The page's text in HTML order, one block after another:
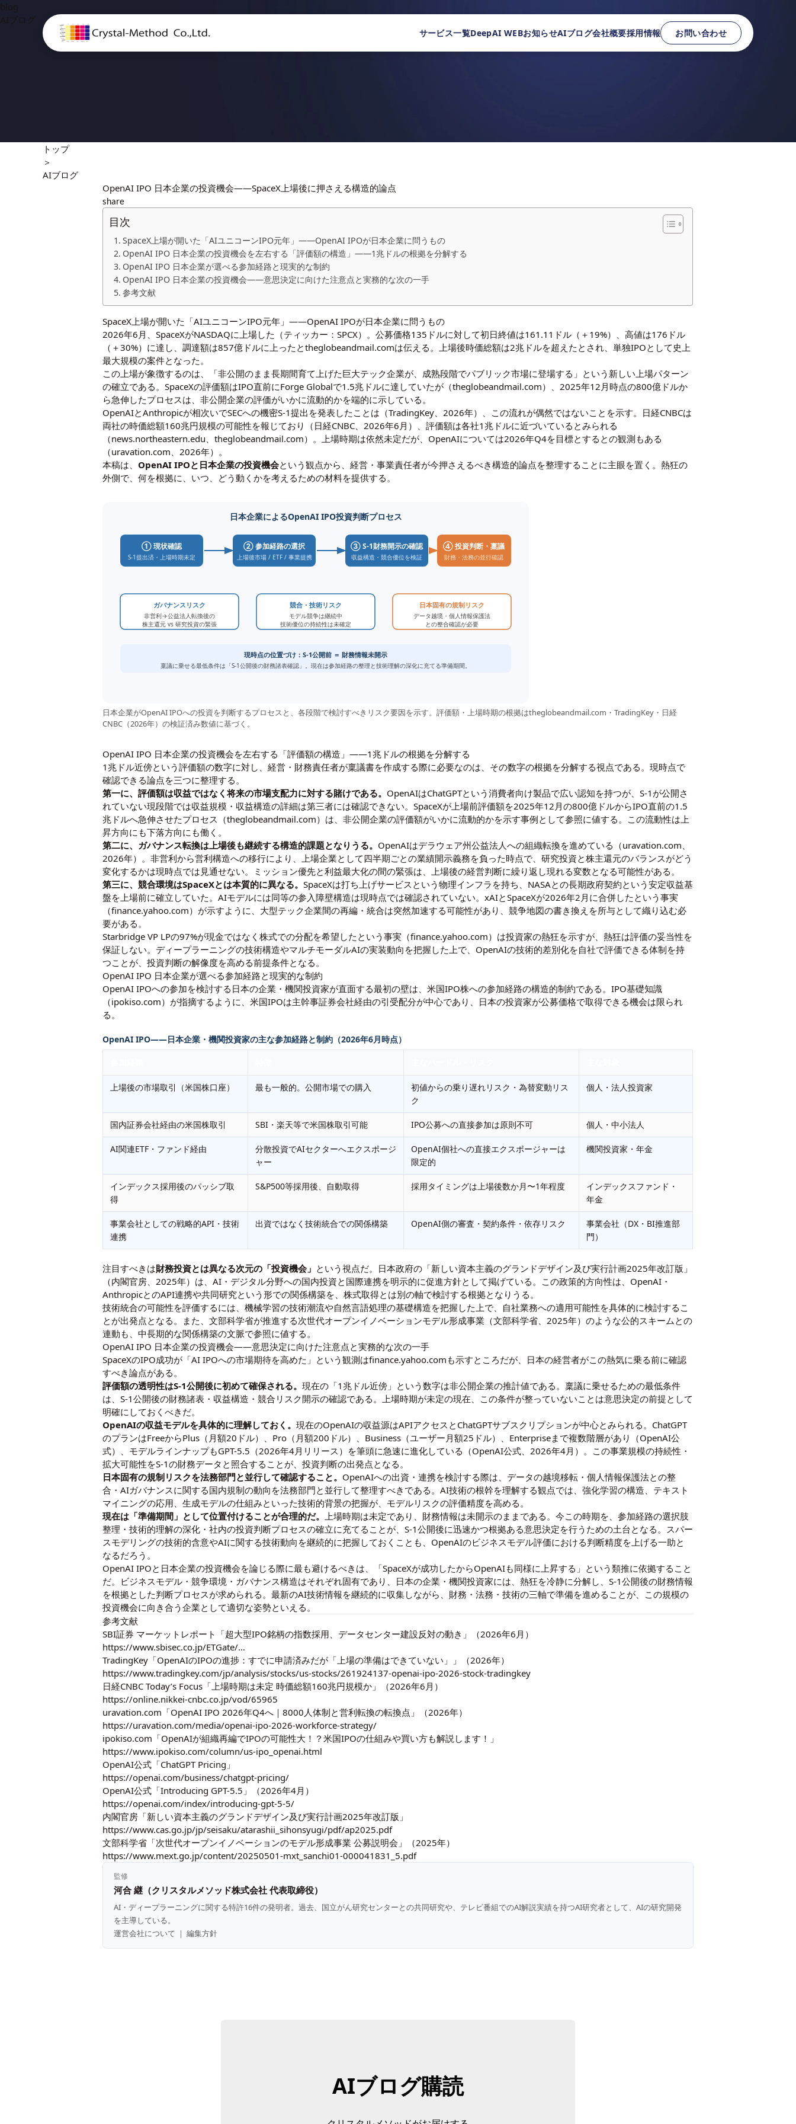
サービス一覧DeepAI WEBお知らせAIブログ会社概要採用情報 お問い合わせ
blog
AIブログ
トップ
＞
AIブログ
OpenAI IPO 日本企業の投資機会——SpaceX上場後に押さえる構造的論点
share
目次
SpaceX上場が開いた「AIユニコーンIPO元年」——OpenAI IPOが日本企業に問うもの
OpenAI IPO 日本企業の投資機会を左右する「評価額の構造」——1兆ドルの根拠を分解する
OpenAI IPO 日本企業が選べる参加経路と現実的な制約
OpenAI IPO 日本企業の投資機会——意思決定に向けた注意点と実務的な次の一手
参考文献
SpaceX上場が開いた「AIユニコーンIPO元年」——OpenAI IPOが日本企業に問うもの
2026年6月、SpaceXがNASDAQに上場した（ティッカー：SPCX）。公募価格135ドルに対して初日終値は161.11ドル（＋19%）、高値は176ドル
（＋30%）に達し、調達額は857億ドルに上ったとtheglobeandmail.comは伝える。上場後時価総額は2兆ドルを超えたとされ、単独IPOとして史上
最大規模の案件となった。
この上場が象徴するのは、「非公開のまま長期間育て上げた巨大テック企業が、成熟段階でパブリック市場に登場する」という新しい上場パターン
の確立である。SpaceXの評価額はIPO直前にForge Globalで1.5兆ドルに達していたが（theglobeandmail.com）、2025年12月時点の800億ドルか
ら急伸したプロセスは、非公開企業の評価がいかに流動的かを端的に示している。
OpenAIとAnthropicが相次いでSECへの機密S-1提出を発表したことは（TradingKey、2026年）、この流れが偶然ではないことを示す。日経CNBCは
両社の時価総額160兆円規模の可能性を報じており（ 日経CNBC、2026年6月 ）、評価額は各社1兆ドルに近づいているとみられる
（news.northeastern.edu、theglobeandmail.com）。上場時期は依然未定だが、OpenAIについては2026年Q4を目標とするとの観測もある
（uravation.com、2026年）。
本稿は、 OpenAI IPOと日本企業の投資機会という観点から、経営・事業責任者が今押さえるべき構造的論点を整理することに主眼を置く。熱狂の
外側で、何を根拠に、いつ、どう動くかを考えるための材料を提供する。
日本企業によるOpenAI IPO投資判断プロセス
① 現状確認
S-1提出済・上場時期未定
② 参加経路の選択
上場後市場 / ETF / 事業提携
③ S-1財務開示の確認
収益構造・競合優位を検証
④ 投資判断・稟議
財務・法務の並行確認
ガバナンスリスク
非営利→公益法人転換後の
株主還元 vs 研究投資の緊張
競合・技術リスク
モデル競争は継続中
技術優位の持続性は未確定
日本固有の規制リスク
データ越境・個人情報保護法
との整合確認が必要
現時点の位置づけ：S-1公開前 ＝ 財務情報未開示
稟議に乗せる最低条件は「S-1公開後の財務諸表確認」。現在は参加経路の整理と技術理解の深化に充てる準備期間。
日本企業がOpenAI IPOへの投資を判断するプロセスと、各段階で検討すべきリスク要因を示す。評価額・上場時期の根拠はtheglobeandmail.com・TradingKey・日経
CNBC（2026年）の検証済み数値に基づく。
OpenAI IPO 日本企業の投資機会を左右する「評価額の構造」——1兆ドルの根拠を分解する
1兆ドル近傍という評価額の数字に対し、経営・財務責任者が稟議書を作成する際に必要なのは、その数字の根拠を分解する視点である。現時点で
確認できる論点を三つに整理する。
第一に、評価額は収益ではなく将来の市場支配力に対する賭けである。 OpenAIはChatGPTという消費者向け製品で広い認知を持つが、S-1が公開さ
れていない現段階では収益規模・収益構造の詳細は第三者には確認できない。SpaceXが上場前評価額を2025年12月の800億ドルからIPO直前の1.5
兆ドルへ急伸させたプロセス（theglobeandmail.com）は、非公開企業の評価額がいかに流動的かを示す事例として参照に値する。この流動性は上
昇方向にも下落方向にも働く。
第二に、ガバナンス転換は上場後も継続する構造的課題となりうる。 OpenAIはデラウェア州公益法人への組織転換を進めている（uravation.com、
2026年）。非営利から営利構造への移行により、上場企業として四半期ごとの業績開示義務を負った時点で、研究投資と株主還元のバランスがどう
変化するかは現時点では見通せない。ミッション優先と利益最大化の間の緊張は、上場後の経営判断に繰り返し現れる変数となる可能性がある。
第三に、競合環境はSpaceXとは本質的に異なる。SpaceXは打ち上げサービスという物理インフラを持ち、NASAとの長期政府契約という安定収益基
盤を上場前に確立していた。AIモデルには同等の参入障壁構造は現時点では確認されていない。xAIとSpaceXが2026年2月に合併したという事実
（finance.yahoo.com）が示すように、大型テック企業間の再編・統合は突然加速する可能性があり、競争地図の書き換えを所与として織り込む必
要がある。
Starbridge VP LPの97%が現金ではなく株式での分配を希望したという事実（finance.yahoo.com）は投資家の熱狂を示すが、熱狂は評価の妥当性を
保証しない。 ディープラーニングの技術構造やマルチモーダルAIの実装動向 を把握した上で、OpenAIの技術的差別化を自社で評価できる体制を持
つことが、投資判断の解像度を高める前提条件となる。
OpenAI IPO 日本企業が選べる参加経路と現実的な制約
OpenAI IPOへの参加を検討する日本の企業・機関投資家が直面する最初の壁は、米国IPO株への参加経路の構造的制約である。IPO基礎知識
（ipokiso.com） が指摘するように、米国IPOは主幹事証券会社経由の引受配分が中心であり、日本の投資家が公募価格で取得できる機会は限られ
る。
OpenAI IPO——日本企業・機関投資家の主な参加経路と制約（2026年6月時点）
上場後の市場取引（米国株口座） 最も一般的。公開市場での購入
初値からの乗り遅れリスク・為替変動リス
ク
個人・法人投資家
国内証券会社経由の米国株取引 SBI・楽天等で米国株取引可能 IPO公募への直接参加は原則不可 個人・中小法人
AI関連ETF・ファンド経由
分散投資でAIセクターへエクスポージ
ャー
OpenAI個社への直接エクスポージャーは
限定的
機関投資家・年金
インデックス採用後のパッシブ取
得
S&P500等採用後、自動取得 採用タイミングは上場後数か月〜1年程度
インデックスファンド・
年金
事業会社としての戦略的API・技術
連携
出資ではなく技術統合での関係構築 OpenAI側の審査・契約条件・依存リスク
事業会社（DX・BI推進部
門）
注目すべきは財務投資とは異なる次元の「投資機会」 という視点だ。日本政府の「新しい資本主義のグランドデザイン及び実行計画2025年改訂版」
（内閣官房、2025年）は、AI・デジタル分野への国内投資と国際連携を明示的に促進方針として掲げている。この政策的方向性は、OpenAI・
AnthropicとのAPI連携や共同研究という形での関係構築を、株式取得とは別の軸で検討する根拠となりうる。
技術統合の可能性を評価するには、機械学習の技術潮流や自然言語処理の基礎構造を把握した上で、自社業務への適用可能性を具体的に検討するこ
とが出発点となる。また、文部科学省が推進する次世代オープンイノベーションモデル形成事業（文部科学省、2025年）のような公的スキームとの
連動も、中長期的な関係構築の文脈で参照に値する。
OpenAI IPO 日本企業の投資機会——意思決定に向けた注意点と実務的な次の一手
SpaceXのIPO成功が「AI IPOへの市場期待を高めた」という観測はfinance.yahoo.comも示すところだが、日本の経営者がこの熱気に乗る前に確認
すべき論点がある。
評価額の透明性はS-1公開後に初めて確保される。現在の「1兆ドル近傍」という数字は非公開企業の推計値である。稟議に乗せるための最低条件
は、S-1公開後の財務諸表・収益構造・競合リスク開示の確認である。上場時期が未定の現在、この条件が整っていないことは意思決定の前提として
明確にしておくべきだ。
OpenAIの収益モデルを具体的に理解しておく。現在のOpenAIの収益源はAPIアクセスとChatGPTサブスクリプションが中心とみられる。ChatGPT
のプランはFreeからPlus（月額20ドル）、Pro（月額200ドル）、Business（ユーザー月額25ドル）、Enterpriseまで複数階層があり（OpenAI公
式）、モデルラインナップもGPT-5.5（2026年4月リリース）を筆頭に急速に進化している（OpenAI公式、2026年4月 ）。この事業規模の持続性・
拡大可能性をS-1の財務データと照合することが、投資判断の出発点となる。
日本固有の規制リスクを法務部門と並行して確認すること。 OpenAIへの出資・連携を検討する際は、データの越境移転・個人情報保護法との整
合・AIガバナンスに関する国内規制の動向を法務部門と並行して整理すべきである。AI技術の根幹を理解する観点では、強化学習の構造、 テキスト
マイニングの応用、生成モデルの仕組みといった技術的背景の把握が、モデルリスクの評価精度を高める。
現在は「準備期間」として位置付けることが合理的だ。上場時期は未定であり、財務情報は未開示のままである。今この時期を、参加経路の選択肢
整理・技術的理解の深化・社内の投資判断プロセスの確立に充てることが、S-1公開後に迅速かつ根拠ある意思決定を行うための土台となる。 スパー
スモデリングの技術的含意やAIに関する技術動向 を継続的に把握しておくことも、OpenAIのビジネスモデル評価における判断精度を上げる一助と
なるだろう。
OpenAI IPOと日本企業の投資機会を論じる際に最も避けるべきは、「SpaceXが成功したからOpenAIも同様に上昇する」という類推に依拠すること
だ。ビジネスモデル・競争環境・ガバナンス構造はそれぞれ固有であり、日本の企業・機関投資家には、熱狂を冷静に分解し、S-1公開後の財務情報
を根拠とした判断プロセスが求められる。最新のAI技術情報を継続的に収集しながら、財務・法務・技術の三軸で準備を進めることが、この規模の
投資機会に向き合う企業として適切な姿勢といえる。
参考文献
SBI証券 マーケットレポート「超大型IPO銘柄の指数採用、データセンター建設反対の動き」（2026年6月）
https://www.sbisec.co.jp/ETGate/…
TradingKey「OpenAIのIPOの進捗：すでに申請済みだが「上場の準備はできていない」」（2026年）
https://www.tradingkey.com/jp/analysis/stocks/us-stocks/261924137-openai-ipo-2026-stock-tradingkey
日経CNBC Today’s Focus「上場時期は未定 時価総額160兆円規模か」（2026年6月）
https://online.nikkei-cnbc.co.jp/vod/65965
uravation.com「OpenAI IPO 2026年Q4へ｜8000人体制と営利転換の転換点」（2026年）
https://uravation.com/media/openai-ipo-2026-workforce-strategy/
ipokiso.com「OpenAIが組織再編でIPOの可能性大！？米国IPOの仕組みや買い方も解説します！」
https://www.ipokiso.com/column/us-ipo_openai.html
OpenAI公式「ChatGPT Pricing」
https://openai.com/business/chatgpt-pricing/
OpenAI公式「Introducing GPT-5.5」（2026年4月）
https://openai.com/index/introducing-gpt-5-5/
内閣官房「新しい資本主義のグランドデザイン及び実行計画2025年改訂版」
https://www.cas.go.jp/jp/seisaku/atarashii_sihonsyugi/pdf/ap2025.pdf
文部科学省「次世代オープンイノベーションのモデル形成事業 公募説明会」（2025年）
https://www.mext.go.jp/content/20250501-mxt_sanchi01-000041831_5.pdf
監修
河合 継（クリスタルメソッド株式会社 代表取締役）
AI・ディープラーニングに関する特許16件の発明者。過去、国立がん研究センターとの共同研究や、テレビ番組でのAI解説実績を持つAI研究者として、AIの研究開発
を主導している。
運営会社について ｜編集方針
AIブログ購読